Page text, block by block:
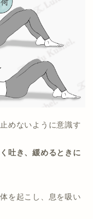
めないように意識す
吐き、緩めるときに
を起こし、息を吸い